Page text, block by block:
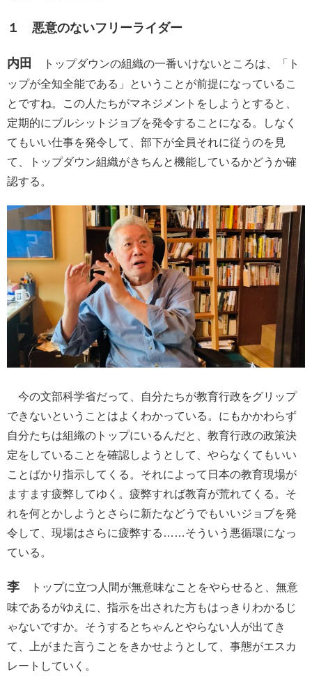
１ 悪意のないフリーライダー
内田
トップダウンの組織の一番いけないところは、「ト
ップが全知全能である」ということが前提になっているこ
とですね。この人たちがマネジメントをしようとすると、
定期的にブルシットジョブを発令することになる。しなく
てもいい仕事を発令して、部下が全員それに従うのを見
て、トップダウン組織がきちんと機能しているかどうか確
認する。
今の文部科学省だって、自分たちが教育行政をグリップ
できないということはよくわかっている。にもかかわらず
自分たちは組織のトップにいるんだと、教育行政の政策決
定をしていることを確認しようとして、やらなくてもいい
ことばかり指示してくる。それによって日本の教育現場が
ますます疲弊してゆく。疲弊すれば教育が荒れてくる。そ
れを何とかしようとさらに新たなどうでもいいジョブを発
令して、現場はさらに疲弊する……そういう悪循環になっ
ている。
李 トップに立つ人間が無意味なことをやらせると、無意
味であるがゆえに、指示を出された方もはっきりわかるじ
ゃないですか。そうするとちゃんとやらない人が出てき
て、上がまた言うことをきかせようとして、事態がエスカ
レートしていく。